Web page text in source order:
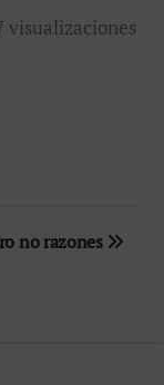
visualizaciones
no razones